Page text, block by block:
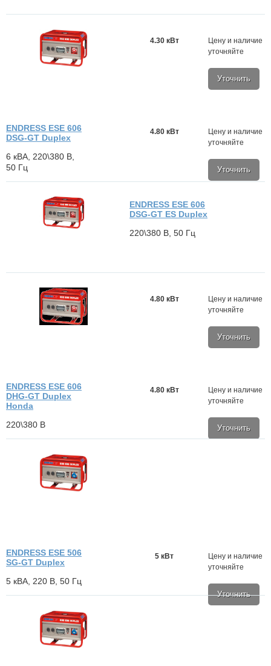
Цену и наличие
уточняйте
Уточнить
4.30 кВт
ENDRESS ESE 606
DSG-GT Duplex
6 кВА, 220\380 В,
50 Гц
Цену и наличие
уточняйте
Уточнить
4.80 кВт
ENDRESS ESE 606
DSG-GT ES Duplex
220\380 В, 50 Гц
Цену и наличие
уточняйте
Уточнить
4.80 кВт
ENDRESS ESE 606
DHG-GT Duplex
Honda
220\380 В
Цену и наличие
уточняйте
Уточнить
4.80 кВт
ENDRESS ESE 506
SG-GT Duplex
5 кВА, 220 В, 50 Гц
Цену и наличие
уточняйте
Уточнить
5 кВт